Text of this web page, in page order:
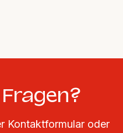
Kontaktformular oder